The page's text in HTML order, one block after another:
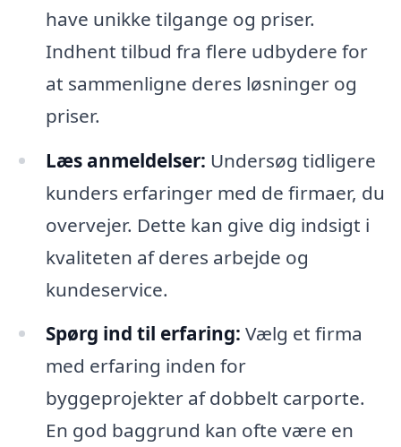
have unikke tilgange og priser.
Indhent tilbud fra flere udbydere for
at sammenligne deres løsninger og
priser.
Læs anmeldelser: Undersøg tidligere
kunders erfaringer med de firmaer, du
overvejer. Dette kan give dig indsigt i
kvaliteten af deres arbejde og
kundeservice.
Spørg ind til erfaring: Vælg et firma
med erfaring inden for
byggeprojekter af dobbelt carporte.
En god baggrund kan ofte være en